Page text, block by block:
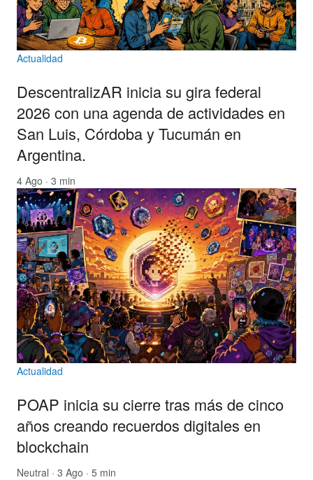
Actualidad
DescentralizAR inicia su gira federal
2026 con una agenda de actividades en
San Luis, Córdoba y Tucumán en
Argentina.
4 Ago · 3 min
Actualidad
POAP inicia su cierre tras más de cinco
años creando recuerdos digitales en
blockchain
Neutral · 3 Ago · 5 min